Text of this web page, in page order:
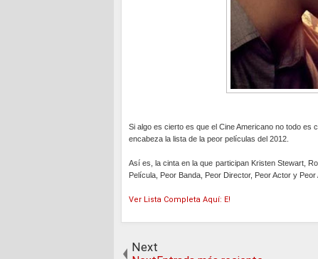
Si algo es cierto es que el Cine Americano no todo
encabeza la lista de la peor películas del 2012.
Así es, la cinta en la que participan Kristen Stewart,
Película, Peor Banda, Peor Director, Peor Actor y Peor
Ver Lista Completa Aquí: E!
Next